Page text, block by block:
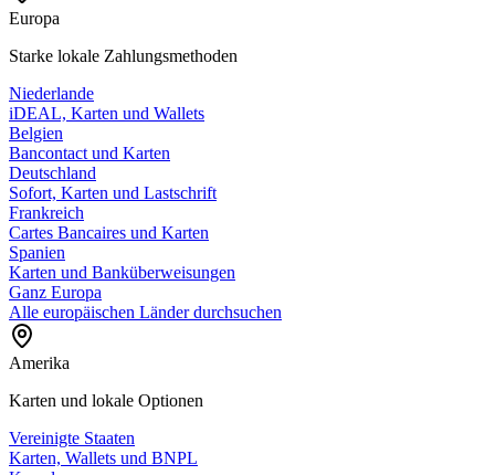
Europa
Starke lokale Zahlungsmethoden
Niederlande
iDEAL, Karten und Wallets
Belgien
Bancontact und Karten
Deutschland
Sofort, Karten und Lastschrift
Frankreich
Cartes Bancaires und Karten
Spanien
Karten und Banküberweisungen
Ganz Europa
Alle europäischen Länder durchsuchen
Amerika
Karten und lokale Optionen
Vereinigte Staaten
Karten, Wallets und BNPL